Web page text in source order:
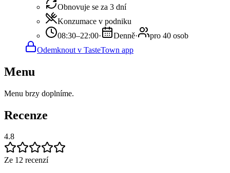
Obnovuje se za 3 dní
Konzumace v podniku
08:30–22:00· Denně·
pro 40 osob
Odemknout v TasteTown app
Menu
Menu brzy doplníme.
Recenze
4.8
Ze 12 recenzí